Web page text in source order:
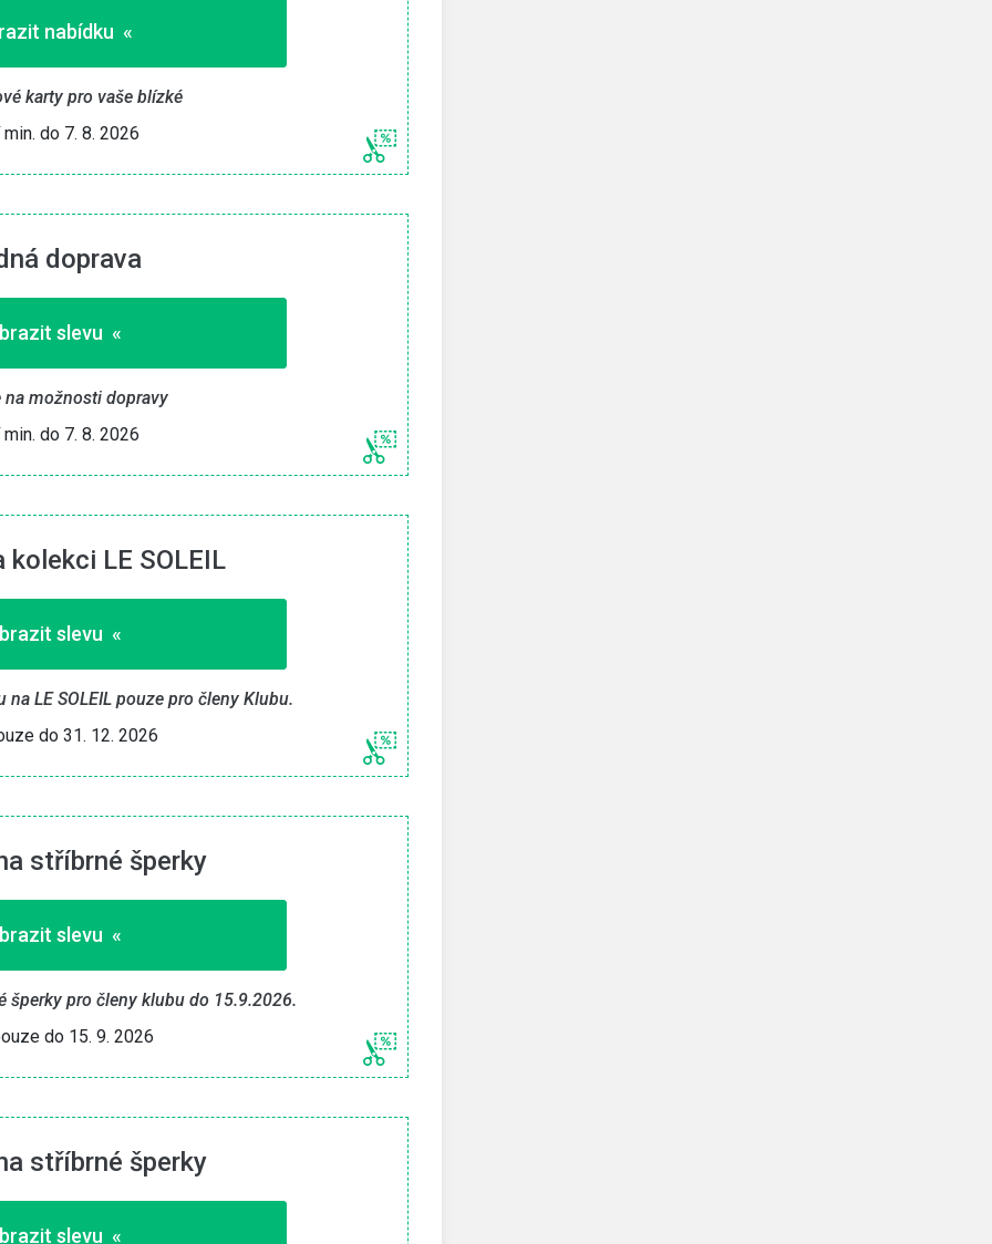
nabídku «
karty pro vaše blízké
do 7. 8. 2026
doprava
slevu «
na možnosti dopravy
do 7. 8. 2026
kolekci LE SOLEIL
slevu «
LE SOLEIL pouze pro členy Klubu.
do 31. 12. 2026
stříbrné šperky
slevu «
šperky pro členy klubu do 15.9.2026.
do 15. 9. 2026
stříbrné šperky
slevu «